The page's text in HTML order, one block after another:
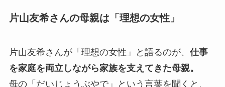
片山友希さんの母親は「理想の女性」
片山友希さんが「理想の女性」と語るのが、 仕事
を家庭を両立しながら家族を支えてきた母親。
母の「だいじょうぶやで」という言葉を聞くと、